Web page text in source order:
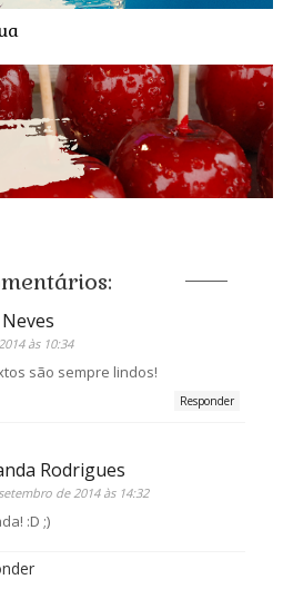
às 10:34
são sempre lindos!
Responder
Rodrigues
de 2014 às 14:32
:D ;)